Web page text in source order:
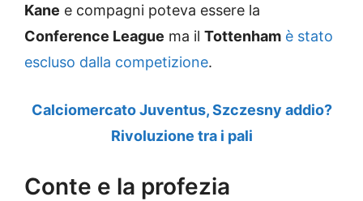
Kane e compagni poteva essere la
Conference League ma il Tottenham è stato
escluso dalla competizione.
Calciomercato Juventus, Szczesny addio?
Rivoluzione tra i pali
Conte e la profezia